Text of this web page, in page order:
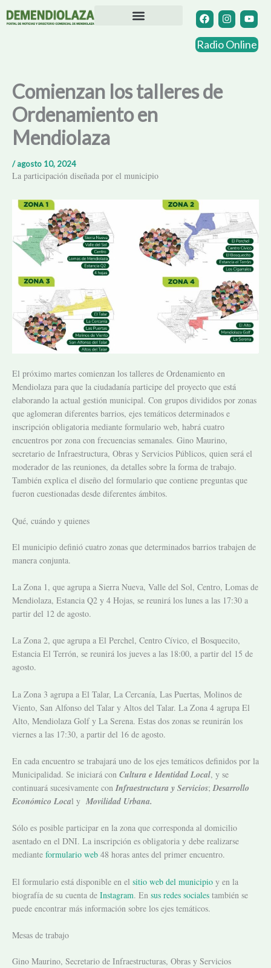
F
a
c
e
b
I
n
s
t
a
Y
o
u
t
u
Radio Online
Comienzan los talleres de
Ordenamiento en
Mendiolaza
/agosto 10, 2024
La participación diseñada por el municipio
El próximo martes comienzan los talleres de Ordenamiento en
Mendiolaza para que la ciudadanía participe del proyecto que está
elaborando la actual gestión municipal. Con grupos divididos por zonas
que aglomeran diferentes barrios, ejes temáticos determinados e
inscripción obligatoria mediante formulario web, habrá cuatro
encuentros por zona con frecuencias semanales. Gino Maurino,
secretario de Infraestructura, Obras y Servicios Públicos, quien será el
moderador de las reuniones, da detalles sobre la forma de trabajo.
También explica el diseño del formulario que contiene preguntas que
fueron cuestionadas desde diferentes ámbitos.
Qué, cuándo y quienes
El municipio definió cuatro zonas que determinados barrios trabajen de
manera conjunta.
La Zona 1, que agrupa a Sierra Nueva, Valle del Sol, Centro, Lomas de
Mendiolaza, Estancia Q2 y 4 Hojas, se reunirá los lunes a las 17:30 a
partir del 12 de agosto.
La Zona 2, que agrupa a El Perchel, Centro Cívico, el Bosquecito,
Estancia El Terrón, se reunirá los jueves a las 18:00, a partir del 15 de
agosto.
La Zona 3 agrupa a El Talar, La Cercanía, Las Puertas, Molinos de
Viento, San Alfonso del Talar y Altos del Talar. La Zona 4 agrupa El
Alto, Mendiolaza Golf y La Serena. Estas dos zonas se reunirán los
viernes a las 17:30, a partir del 16 de agosto.
En cada encuentro se trabajará uno de los ejes temáticos definidos por la
Municipalidad. Se iniciará con Cultura e Identidad Local, y se
continuará sucesivamente con Infraestructura y Servicios;Desarrollo
Económico Local y Movilidad Urbana.
Sólo es posible participar en la zona que corresponda al domicilio
asentado en el DNI. La inscripción es obligatoria y debe realizarse
mediante formulario web 48 horas antes del primer encuentro.
El formulario está disponible en el sitio web del municipio y en la
biografía de su cuenta de Instagram. En sus redes sociales también se
puede encontrar más información sobre los ejes temáticos.
Mesas de trabajo
Gino Maurino, Secretario de Infraestructuras, Obras y Servicios